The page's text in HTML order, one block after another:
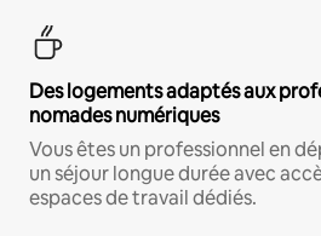
Des logements adaptés aux
nomades numériques
Vous êtes un professionnel en
un séjour longue durée avec
espaces de travail dédiés.